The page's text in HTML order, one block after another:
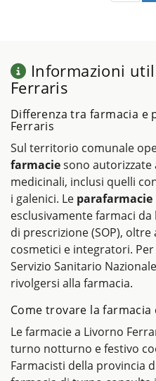
Informazioni
Ferraris
Differenza tra farmacia e
Ferraris
Sul territorio comunale
farmaciesono autorizzate
medicinali, inclusi quelli
i galenici. Le parafarmacie
esclusivamente farmaci da
di prescrizione (SOP),
cosmetici e integratori.
Servizio Sanitario
rivolgersi alla farmacia.
Come trovare la
Le farmacie a Livorno
turno notturno e festivo
Farmacisti della provincia